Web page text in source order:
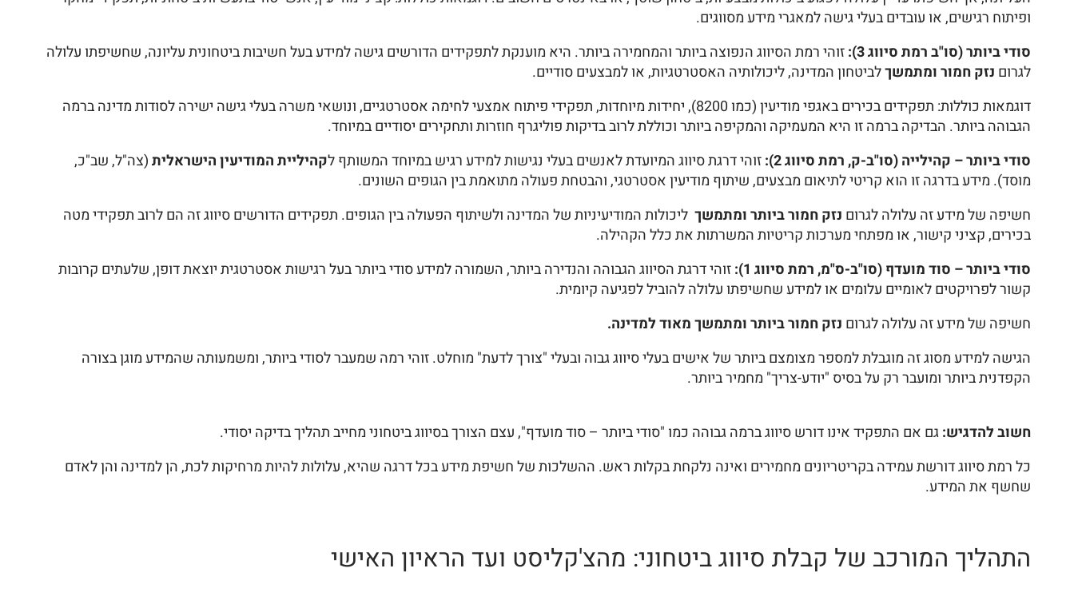
ופיתוח רגישים, או עובדים בעלי גישה למאגרי מידע מסווגים.
סודי ביותר (סו"ב רמת סיווג 3):
זוהי רמת הסיווג הנפוצה ביותר והמחמירה ביותר. היא מוענקת לתפקידים הדורשים גישה למידע בעל חשיבות ביטחונית עליונה, שחשיפתו עלולה
לגרום נזק חמור ומתמשךלביטחון המדינה, ליכולותיה האסטרטגיות, או למבצעים סודיים.
דוגמאות כוללות: תפקידים בכירים באגפי מודיעין (כמו 8200), יחידות מיוחדות, תפקידי פיתוח אמצעי לחימה אסטרטגיים, ונושאי משרה בעלי גישה ישירה לסודות מדינה ברמה
הגבוהה ביותר. הבדיקה ברמה זו היא המעמיקה והמקיפה ביותר וכוללת לרוב בדיקות פוליגרף חוזרות ותחקירים יסודיים במיוחד.
סודי ביותר – קהילייה (סו"ב-ק, רמת סיווג 2):
זוהי דרגת סיווג המיועדת לאנשים בעלי נגישות למידע רגיש במיוחד המשותף לקהיליית המודיעין הישראלית(צה"ל, שב"כ,
מוסד). מידע בדרגה זו הוא קריטי לתיאום מבצעים, שיתוף מודיעין אסטרטגי, והבטחת פעולה מתואמת בין הגופים השונים.
חשיפה של מידע זה עלולה לגרום נזק חמור ביותר ומתמשךליכולות המודיעיניות של המדינה ולשיתוף הפעולה בין הגופים. תפקידים הדורשים סיווג זה הם לרוב תפקידי מטה
בכירים, קציני קישור, או מפתחי מערכות קריטיות המשרתות את כלל הקהילה.
סודי ביותר – סוד מועדף (סו"ב-ס"מ, רמת סיווג 1):
זוהי דרגת הסיווג הגבוהה והנדירה ביותר, השמורה למידע סודי ביותר בעל רגישות אסטרטגית יוצאת דופן, שלעתים קרובות
קשור לפרויקטים לאומיים עלומים או למידע שחשיפתו עלולה להוביל לפגיעה קיומית.
חשיפה של מידע זה עלולה לגרום נזק חמור ביותר ומתמשך מאוד למדינה.
הגישה למידע מסוג זה מוגבלת למספר מצומצם ביותר של אישים בעלי סיווג גבוה ובעלי "צורך לדעת" מוחלט. זוהי רמה שמעבר לסודי ביותר, ומשמעותה שהמידע מוגן בצורה
הקפדנית ביותר ומועבר רק על בסיס "יודע-צריך" מחמיר ביותר.
חשוב להדגיש:גם אם התפקיד אינו דורש סיווג ברמה גבוהה כמו "סודי ביותר – סוד מועדף", עצם הצורך בסיווג ביטחוני מחייב תהליך בדיקה יסודי.
כל רמת סיווג דורשת עמידה בקריטריונים מחמירים ואינה נלקחת בקלות ראש. ההשלכות של חשיפת מידע בכל דרגה שהיא, עלולות להיות מרחיקות לכת, הן למדינה והן לאדם
שחשף את המידע.
התהליך המורכב של קבלת סיווג ביטחוני: מהצ'קליסט ועד הראיון האישי